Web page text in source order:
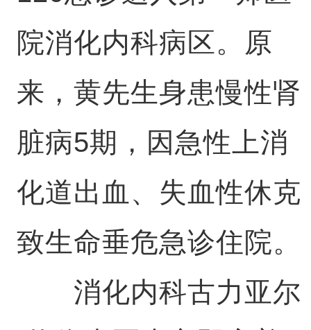
院消化内科病区。原
来，黄先生身患慢性肾
脏病5期，因急性上消
化道出血、失血性休克
致生命垂危急诊住院。
消化内科古力亚尔